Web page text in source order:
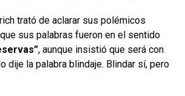
trató de aclarar sus polémicos
sus palabras fueron en el sentido
, aunque insistió que será con
dije la palabra blindaje. Blindar sí, pero